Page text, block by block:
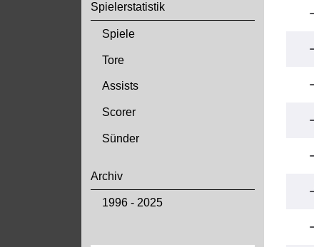
Spielerstatistik
Spiele
Tore
Assists
Scorer
Sünder
Archiv
1996 - 2025